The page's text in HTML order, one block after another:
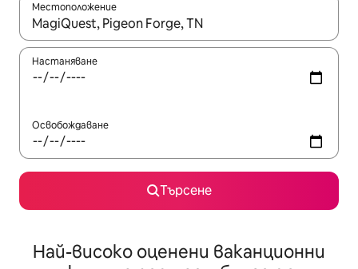
Местоположение
Когато резултатите се покажат, използвайте
Настаняване
Освобождаване
Търсене
Най-високо оценени ваканционни